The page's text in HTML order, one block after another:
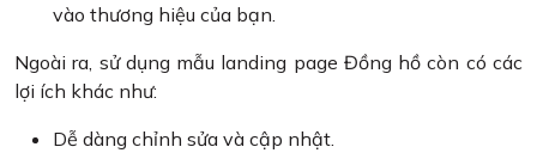
vào thương hiệu của bạn.
Ngoài ra, sử dụng mẫu landing page Đồng hồ còn có các
lợi ích khác như:
Dễ dàng chỉnh sửa và cập nhật.